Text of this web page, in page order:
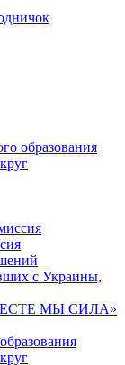
образования
с Украины,
МЫ СИЛА»